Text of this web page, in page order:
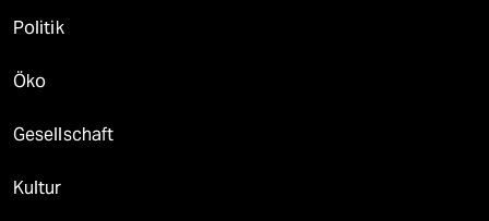
Politik
Öko
Gesellschaft
Kultur